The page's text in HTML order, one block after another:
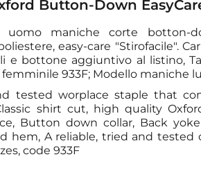
Button-Down
uomo maniche corte botton-
easy-care "Stirofacile".
e bottone aggiuntivo al listino,
933F; Modello maniche
tested worplace staple that
shirt cut, high quality
Button down collar, Back
hem, A reliable, tried and tested
code 933F